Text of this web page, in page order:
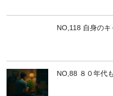
NO,118 自身の
NO,88 ８０年代